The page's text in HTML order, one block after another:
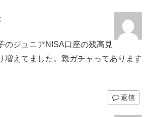
のジュニアNISA口座の残高見
増えてました。親ガチャってあります
返信